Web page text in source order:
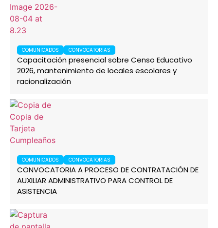
COMUNICADOS CONVOCATORIAS
Capacitación presencial sobre Censo Educativo
2026, mantenimiento de locales escolares y
racionalización
COMUNICADOS CONVOCATORIAS
CONVOCATORIA A PROCESO DE CONTRATACIÓN DE
AUXILIAR ADMINISTRATIVO PARA CONTROL DE
ASISTENCIA